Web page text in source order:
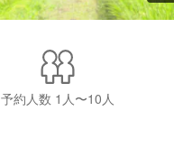
予約人数 1人〜10人